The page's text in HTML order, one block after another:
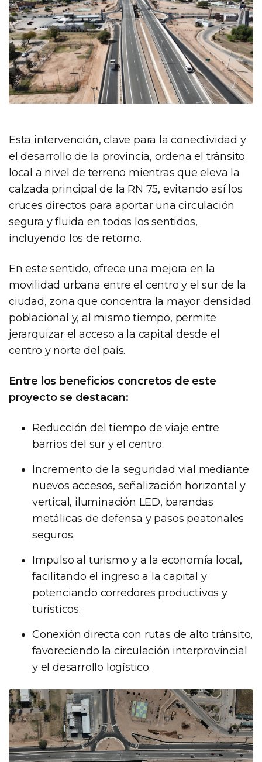
Esta intervención, clave para la conectividad y
el desarrollo de la provincia, ordena el tránsito
local a nivel de terreno mientras que eleva la
calzada principal de la RN 75, evitando así los
cruces directos para aportar una circulación
segura y fluida en todos los sentidos,
incluyendo los de retorno.
En este sentido, ofrece una mejora en la
movilidad urbana entre el centro y el sur de la
ciudad, zona que concentra la mayor densidad
poblacional y, al mismo tiempo, permite
jerarquizar el acceso a la capital desde el
centro y norte del país.
Entre los beneficios concretos de este
proyecto se destacan:
Reducción del tiempo de viaje entre
barrios del sur y el centro.
Incremento de la seguridad vial mediante
nuevos accesos, señalización horizontal y
vertical, iluminación LED, barandas
metálicas de defensa y pasos peatonales
seguros.
Impulso al turismo y a la economía local,
facilitando el ingreso a la capital y
potenciando corredores productivos y
turísticos.
Conexión directa con rutas de alto tránsito,
favoreciendo la circulación interprovincial
y el desarrollo logístico.